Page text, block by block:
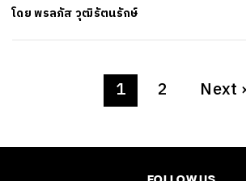
โดยพรลภัส วุฒิรัตนรักษ์
1 2 Next ›